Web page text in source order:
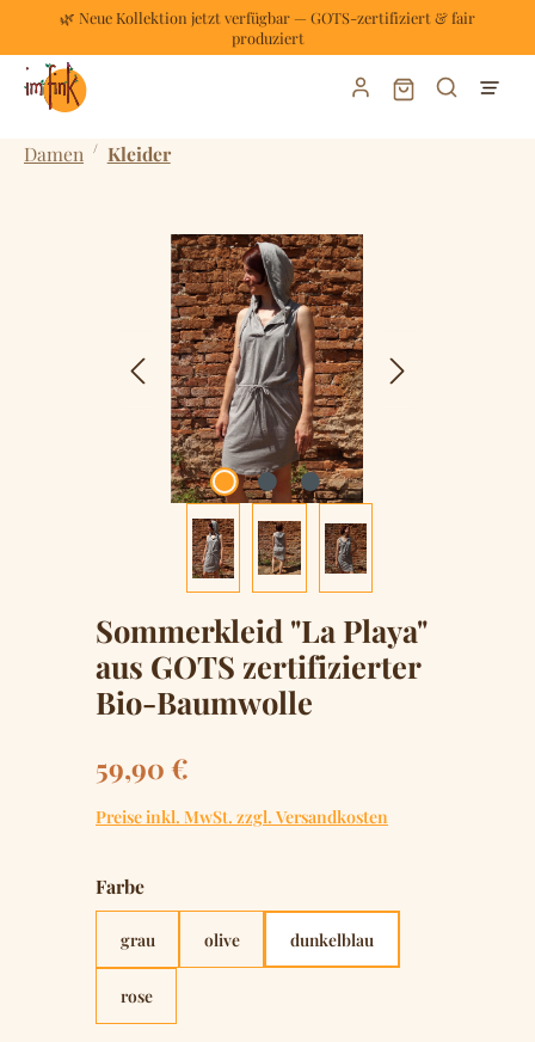
Zum Hauptinhalt springen
🌿 Neue Kollektion jetzt verfügbar — GOTS-zertifiziert & fair
produziert
Warenkorb
Damen / Kleider
Bildergalerie überspringen
Sommerkleid "La Playa"
aus GOTS zertifizierter
Bio-Baumwolle
Regulärer Preis:
59,90 €
Preise inkl. MwSt. zzgl. Versandkosten
Farbeauswählen
grau olive dunkelblau
rose